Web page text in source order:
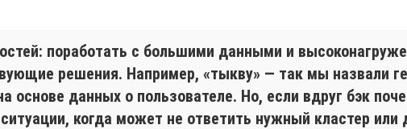
поработать с большими данными и
решения. Например, «тыкву» — так мы назвали
основе данных о пользователе. Но, если вдруг бэк
когда может не ответить нужный кластер или